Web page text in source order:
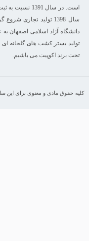
است. در سال
سال 1398 تولید
دانشگاه آزاد اسلامی اصفهان
تولید بستر کشت های گلخانه
تحت برند اکوپیت می باشیم.
کلیه حقوق مادی و معنوی برای این